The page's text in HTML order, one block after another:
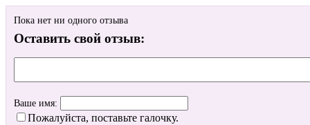
Пока нет ни одного отзыва
Оставить свой отзыв:
Ваше имя:
Пожалуйста, поставьте галочку.